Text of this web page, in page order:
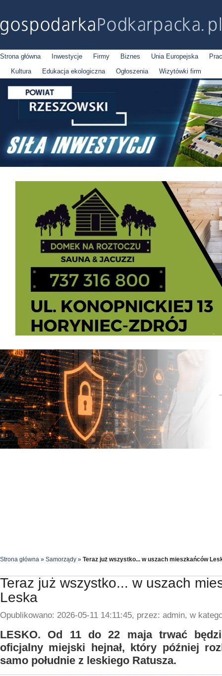
Strona główna Inwestycje Firmy Biznes Unia Europejska
Kultura
Edukacja ekologiczna Ogłoszenia Wizytówki firm
Strona główna » Samorządy » Teraz już wszystko... w uszach mieszkańców
Teraz już wszystko... w uszach
Leska
Opublikowano: 2026-05-11 14:11:45, przez: admin, w
LESKO. Od 11 do 22 maja trwać
oficjalny miejski hejnał, który później
samo południe z leskiego Ratusza.